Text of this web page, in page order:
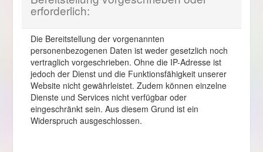
erforderlich:
Die Bereitstellung der vorgenannten
personenbezogenen Daten ist weder gesetzlich noch
vertraglich vorgeschrieben. Ohne die IP-Adresse ist
jedoch der Dienst und die Funktionsfähigkeit unserer
Website nicht gewährleistet. Zudem können einzelne
Dienste und Services nicht verfügbar oder
eingeschränkt sein. Aus diesem Grund ist ein
Widerspruch ausgeschlossen.